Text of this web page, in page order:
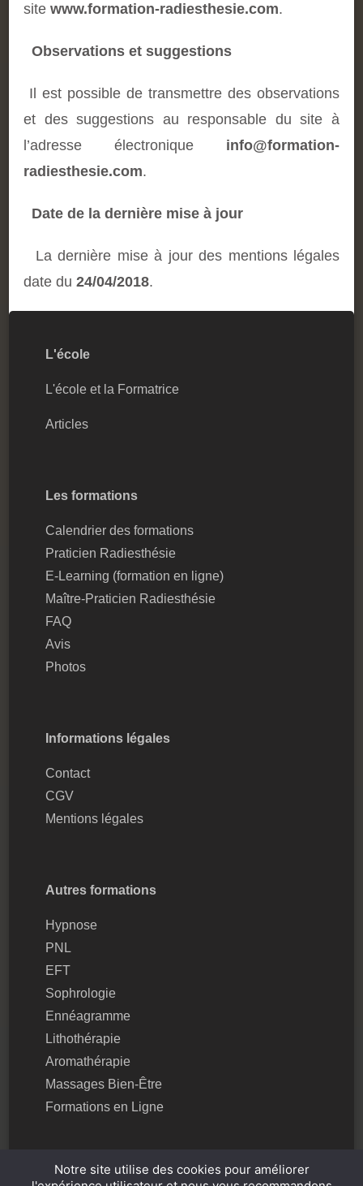
site www.formation-radiesthesie.com.
Observations et suggestions
Il est possible de transmettre des observations
et des suggestions au responsable du site à
l’adresse électronique info@formation-
radiesthesie.com.
Date de la dernière mise à jour
La dernière mise à jour des mentions légales
date du 24/04/2018.
L'école
L'école et la Formatrice
Articles
Les formations
Calendrier des formations
Praticien Radiesthésie
E-Learning (formation en ligne)
Maître-Praticien Radiesthésie
FAQ
Avis
Photos
Informations légales
Contact
CGV
Mentions légales
Autres formations
Hypnose
PNL
EFT
Sophrologie
Ennéagramme
Lithothérapie
Aromathérapie
Massages Bien-Être
Formations en Ligne
Notre site utilise des cookies pour améliorer